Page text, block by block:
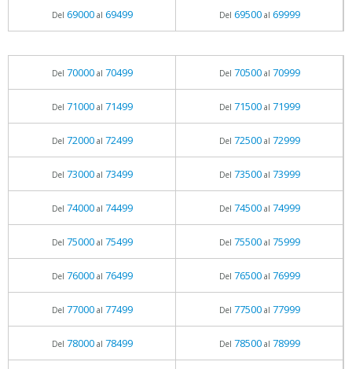
Del 69000al 69499 Del 69500al 69999
Del 70000al 70499 Del 70500al 70999
Del 71000al 71499 Del 71500al 71999
Del 72000al 72499 Del 72500al 72999
Del 73000al 73499 Del 73500al 73999
Del 74000al 74499 Del 74500al 74999
Del 75000al 75499 Del 75500al 75999
Del 76000al 76499 Del 76500al 76999
Del 77000al 77499 Del 77500al 77999
Del 78000al 78499 Del 78500al 78999